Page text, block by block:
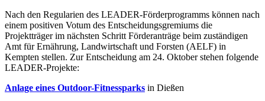
Nach den Regularien des LEADER-Förderprogramms können nach
einem positiven Votum des Entscheidungsgremiums die
Projektträger im nächsten Schritt Förderanträge beim zuständigen
Amt für Ernährung, Landwirtschaft und Forsten (AELF) in
Kempten stellen. Zur Entscheidung am 24. Oktober stehen folgende
LEADER-Projekte:
Anlage eines Outdoor-Fitnessparks in Dießen